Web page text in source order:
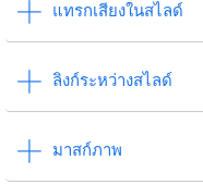
แทรกเสียงในสไลด์
ลิงก์ระหว่างสไลด์
มาสก์ภาพ